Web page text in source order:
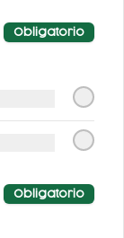
AZUCAR
Obligatorio
Obligatorio